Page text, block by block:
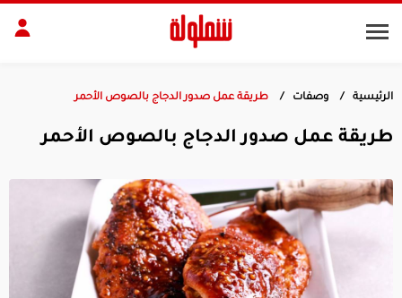
الرئيسية وصفات طريقة عمل صدور الدجاج بالصوص الأحمر
طريقة عمل صدور الدجاج بالصوص الأحمر
الجسم
ديكور